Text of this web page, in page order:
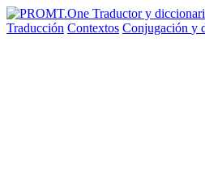
Traducción Contextos Conjugación y